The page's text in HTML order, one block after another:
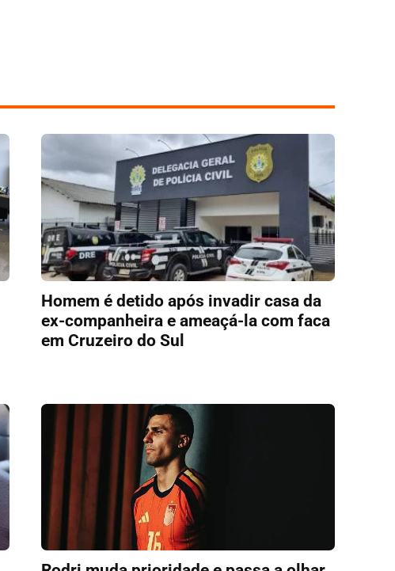
Homem é detido após invadir casa da
ex-companheira e ameaçá-la com faca
em Cruzeiro do Sul